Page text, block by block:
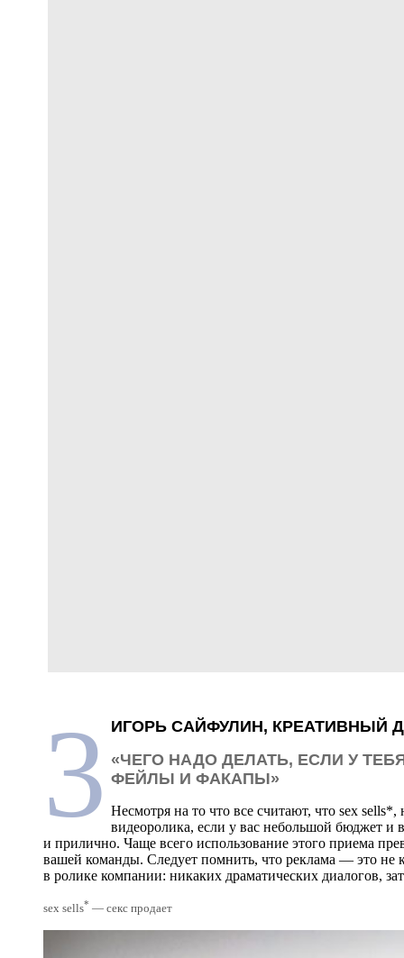
3 ИГОРЬ САЙФУЛИН, КРЕАТИВНЫЙ
«ЧЕГО НАДО ДЕЛАТЬ, ЕСЛИ У
ФЕЙЛЫ И ФАКАПЫ»
Несмотря на то что все считают, что sex
видеоролика, если у вас небольшой бюджет
и прилично. Чаще всего использование этого приема
вашей команды. Следует помнить, что реклама — это не
в ролике компании: никаких драматических диалогов,
sex sells* — секс продает